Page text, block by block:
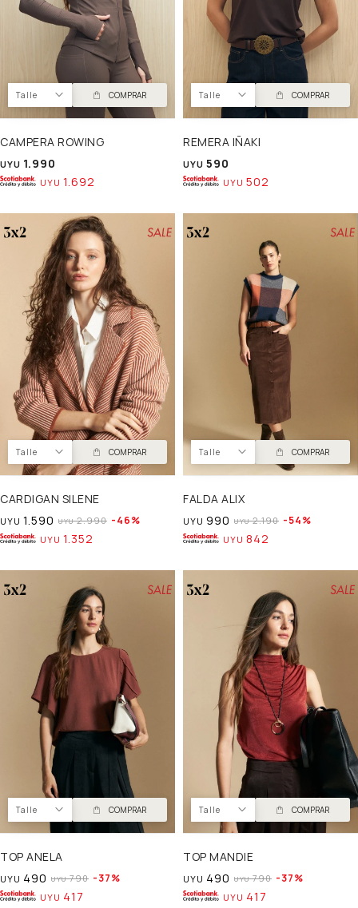
Talle COMPRAR
CAMPERA ROWING
UYU 1.990
UYU 1.692
Talle COMPRAR
REMERA IÑAKI
UYU 590
UYU 502
Talle COMPRAR
CARDIGAN SILENE
UYU 1.590 UYU 2.990 46
UYU 1.352
Talle COMPRAR
FALDA ALIX
UYU 990 UYU 2.190 54
UYU 842
Talle COMPRAR
TOP ANELA
UYU 490 UYU 790 37
UYU 417
Talle COMPRAR
TOP MANDIE
UYU 490 UYU 790 37
UYU 417